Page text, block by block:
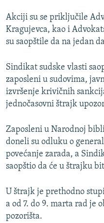
Akciji su se priključile
Kragujevca, kao i
su saopštile da na jedan
Sindikat sudske vlasti
zaposleni u sudovima,
izvršenje krivičnih
jednočasovni štrajk
Zaposleni u Narodnoj
doneli su odluku o
povećanje zarada, a
saopštio da će u štrajku
U štrajk je prethodno
a od 7. do 9. marta rad je
pozorišta.